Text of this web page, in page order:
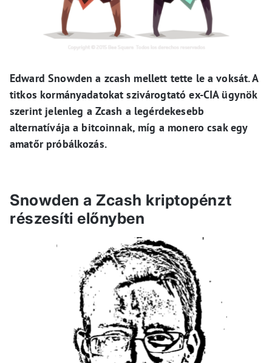
Edward Snowden a zcash mellett tette le a voksát. A
titkos kormányadatokat szivárogtató ex-CIA ügynök
szerint jelenleg a Zcash a legérdekesebb
alternatívája a bitcoinnak, míg a monero csak egy
amatőr próbálkozás.
Snowden a Zcash kriptopénzt
részesíti előnyben